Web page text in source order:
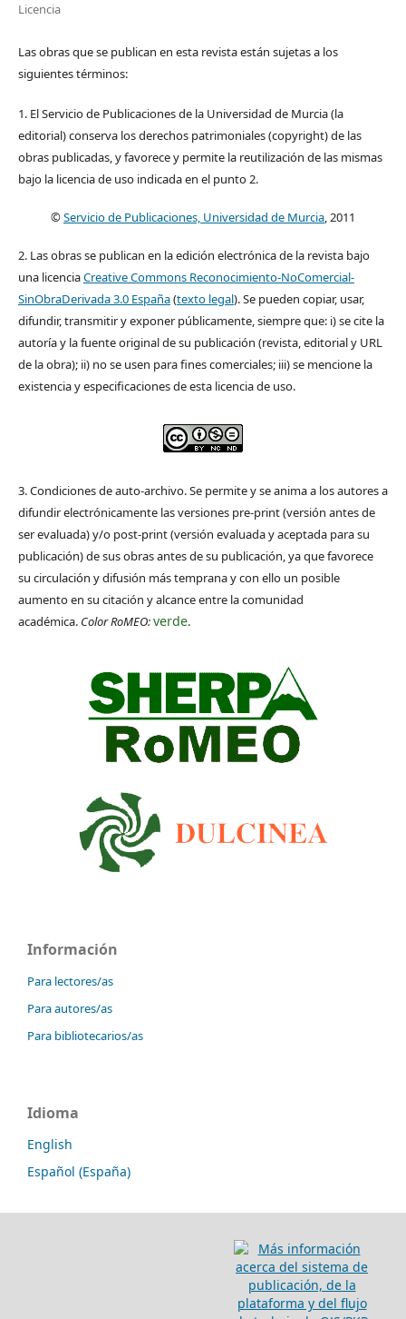
Licencia
Las obras que se publican en esta revista están sujetas a los
siguientes términos:
1. El Servicio de Publicaciones de la Universidad de Murcia (la
editorial) conserva los derechos patrimoniales (copyright) de las
obras publicadas, y favorece y permite la reutilización de las mismas
bajo la licencia de uso indicada en el punto 2.
©Servicio de Publicaciones, Universidad de Murcia, 2011
2. Las obras se publican en la edición electrónica de la revista bajo
una licenciaCreative Commons Reconocimiento-NoComercial-
SinObraDerivada 3.0 España(texto legal). Se pueden copiar, usar,
difundir, transmitir y exponer públicamente, siempre que: i) se cite la
autoría y la fuente original de su publicación (revista, editorial y URL
de la obra); ii) no se usen para fines comerciales; iii) se mencione la
existencia y especificaciones de esta licencia de uso.
3. Condiciones de auto-archivo. Se permite y se anima a los autores a
difundir electrónicamente las versiones pre-print (versión antes de
ser evaluada) y/o post-print (versión evaluada y aceptada para su
publicación) de sus obras antes de su publicación, ya que favorece
su circulación y difusión más temprana y con ello un posible
aumento en su citación y alcance entre la comunidad
académica. Color RoMEO:verde.
Información
Para lectores/as
Para autores/as
Para bibliotecarios/as
Idioma
English
Español (España)